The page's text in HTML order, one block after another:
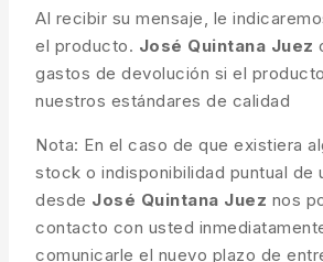
Al recibir su mensaje, le
el producto. José Quintana Juez
gastos de devolución si el
nuestros estándares de calidad
Nota: En el caso de que existiera
stock o indisponibilidad puntual de
desde José Quintana Juez nos
contacto con usted
comunicarle el nuevo plazo de